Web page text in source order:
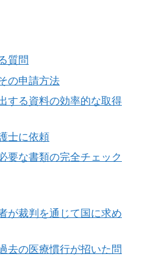
質問
の申請方法
する資料の効率的な取得
士に依頼
要な書類の完全チェック
が裁判を通じて国に求め
去の医療慣行が招いた問